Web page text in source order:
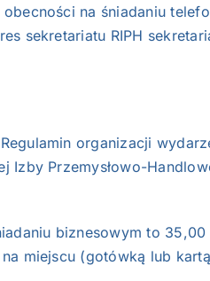
na śniadaniu
sekretariatu RIPH
organizacji
Izby Przemysłowo-
biznesowym to 35,00
miejscu (gotówką lub